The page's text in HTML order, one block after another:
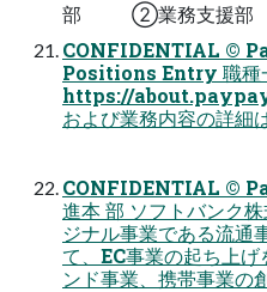
部 ②業務支援部
CONFIDENTIAL ©
Positions Entry 職種
https://
および業務内容の詳細
CONFIDENTIAL ©
進本 部 ソフトバンク
ジナル事業である流通
て、EC事業の起ち上
ンド事業、携帯事業の